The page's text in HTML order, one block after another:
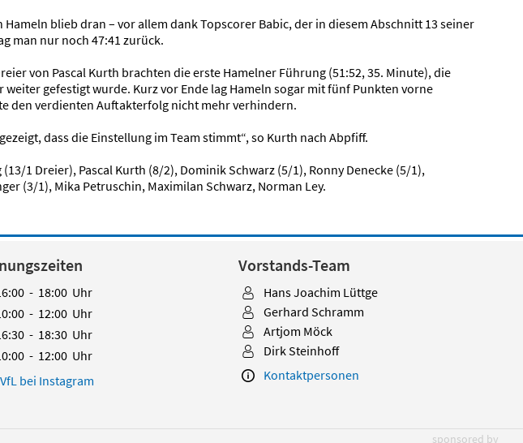
blieb dran – vor allem dank Topscorer Babic, der in diesem Abschnitt 13 seiner
man nur noch 47:41 zurück.
von Pascal Kurth brachten die erste Hamelner Führung (51:52, 35. Minute), die
gefestigt wurde. Kurz vor Ende lag Hameln sogar mit fünf Punkten vorne
den verdienten Auftakterfolg nicht mehr verhindern.
dass die Einstellung im Team stimmt“, so Kurth nach Abpfiff.
1 Dreier), Pascal Kurth (8/2), Dominik Schwarz (5/1), Ronny Denecke (5/1),
(3/1), Mika Petruschin, Maximilan Schwarz, Norman Ley.
- 18:00 Uhr
- 12:00 Uhr
- 18:30 Uhr
- 12:00 Uhr
VfL bei Instagram
Vorstands-Team
Hans Joachim Lüttge
Gerhard Schramm
Artjom Möck
Dirk Steinhoff
Kontaktpersonen
sponsored by